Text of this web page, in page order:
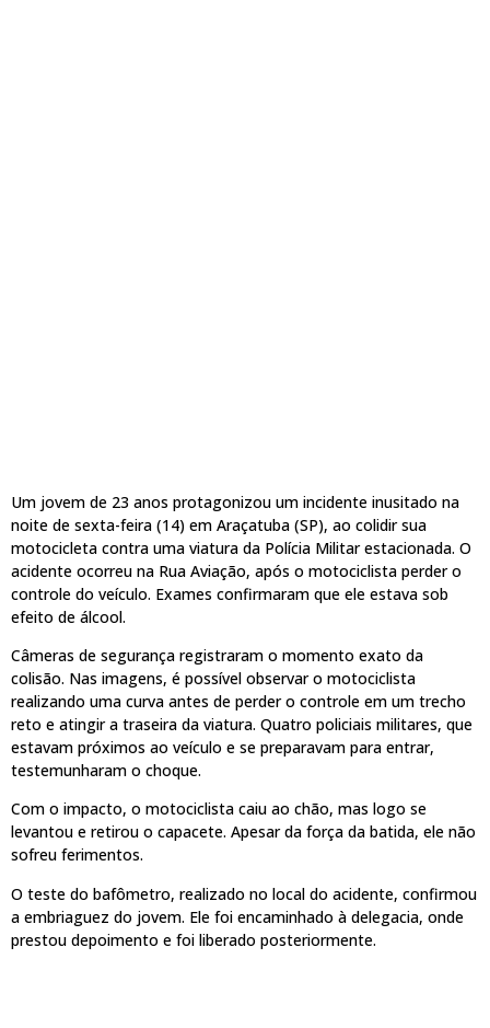
Um jovem de 23 anos protagonizou um incidente inusitado na
noite de sexta-feira (14) em Araçatuba (SP), ao colidir sua
motocicleta contra uma viatura da Polícia Militar estacionada. O
acidente ocorreu na Rua Aviação, após o motociclista perder o
controle do veículo. Exames confirmaram que ele estava sob
efeito de álcool.
Câmeras de segurança registraram o momento exato da
colisão. Nas imagens, é possível observar o motociclista
realizando uma curva antes de perder o controle em um trecho
reto e atingir a traseira da viatura. Quatro policiais militares, que
estavam próximos ao veículo e se preparavam para entrar,
testemunharam o choque.
Com o impacto, o motociclista caiu ao chão, mas logo se
levantou e retirou o capacete. Apesar da força da batida, ele não
sofreu ferimentos.
O teste do bafômetro, realizado no local do acidente, confirmou
a embriaguez do jovem. Ele foi encaminhado à delegacia, onde
prestou depoimento e foi liberado posteriormente.